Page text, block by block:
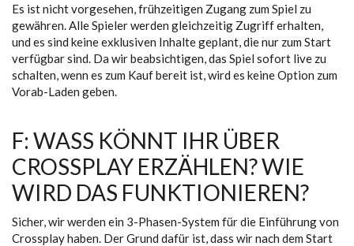
Es ist nicht vorgesehen, frühzeitigen Zugang zum Spiel zu
gewähren. Alle Spieler werden gleichzeitig Zugriff erhalten,
und es sind keine exklusiven Inhalte geplant, die nur zum Start
verfügbar sind. Da wir beabsichtigen, das Spiel sofort live zu
schalten, wenn es zum Kauf bereit ist, wird es keine Option zum
Vorab-Laden geben.
F: WASS KÖNNT IHR ÜBER
CROSSPLAY ERZÄHLEN? WIE
WIRD DAS FUNKTIONIEREN?
Sicher, wir werden ein 3-Phasen-System für die Einführung von
Crossplay haben. Der Grund dafür ist, dass wir nach dem Start